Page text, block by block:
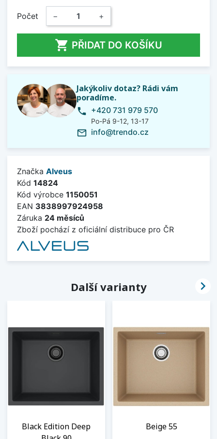
Počet − +
 PŘIDAT DO KOŠÍKU
Jakýkoliv dotaz? Rádi vám
poradíme.
phone +420 731 979 570
Po-Pá 9-12, 13-17
mail_outline info@trendo.cz
Značka Alveus
Kód 14824
Kód výrobce 1150051
EAN 3838997924958
Záruka 24 měsíců
Zboží pochází z oficiální distribuce pro ČR
Další varianty
Black Edition Deep
Beige 55
